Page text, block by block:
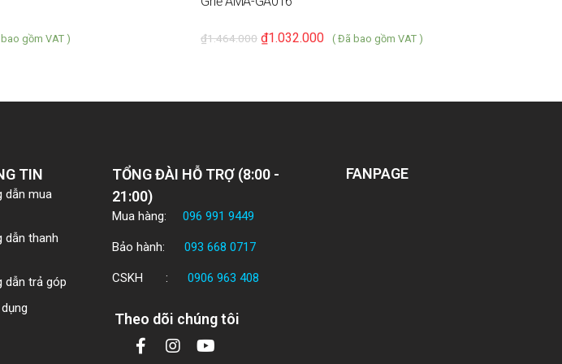
gồm VAT ) 1.464.000
₫ 1.032.000
₫ ( Đã bao gồm VAT )
TIN
dẫn mua
dẫn thanh
dẫn trả góp
TỔNG ĐÀI HỖ TRỢ (8:00 -
21:00)
Mua hàng: 096 991 9449
Bảo hành: 093 668 0717
CSKH : 0906 963 408
Theo dõi chúng tôi
FANPAGE